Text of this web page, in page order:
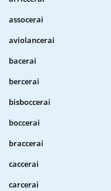
assocerai
aviolancerai
bacerai
bercerai
bisboccerai
boccerai
braccerai
caccerai
carcerai